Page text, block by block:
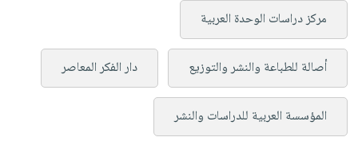
مركز دراسات الوحدة العربية
أصالة للطباعة والنشر والتوزيع دار الفكر المعاصر
المؤسسة العربية للدراسات والنشر